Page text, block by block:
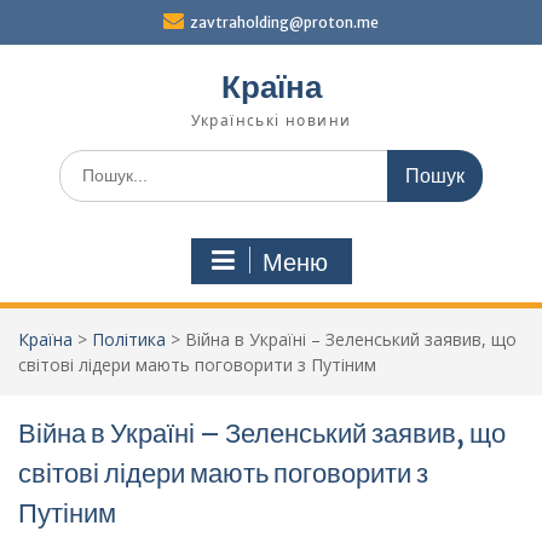
zavtraholding@proton.me
Країна
Українські новини
Шукати:
Меню
Країна > Політика > Війна в Україні – Зеленський заявив, що
світові лідери мають поговорити з Путіним
Війна в Україні – Зеленський заявив, що
світові лідери мають поговорити з
Путіним